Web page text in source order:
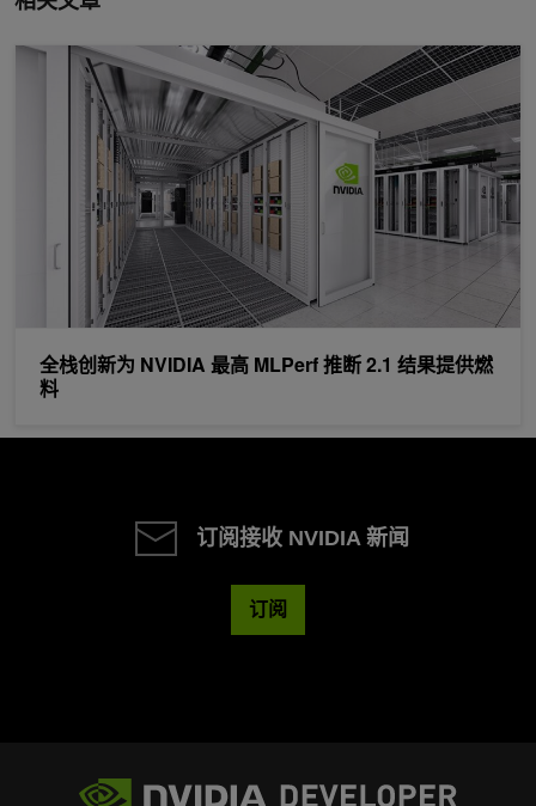
全栈创新为 NVIDIA 最高 MLPerf 推断 2.1 结果提供燃
料
全栈创新为 NVIDIA 最高 MLPerf 推断 2.1 结果提供燃料
订阅接收 NVIDIA 新闻
订阅